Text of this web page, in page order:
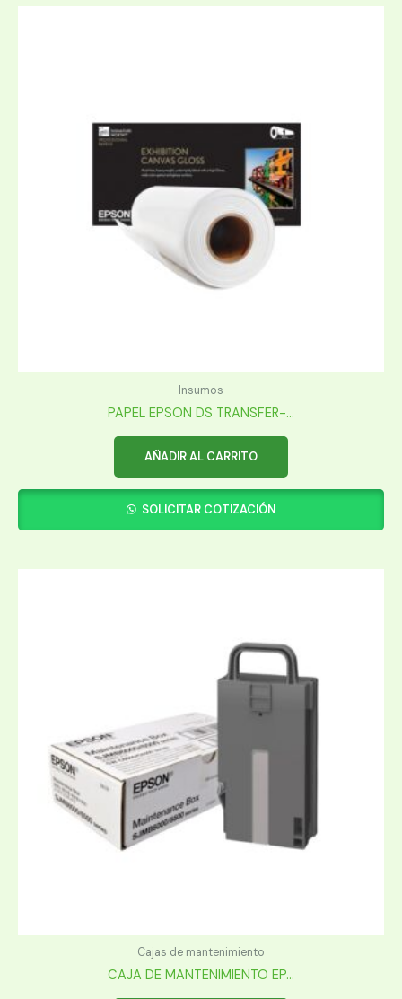
Insumos
PAPEL EPSON DS TRANSFER-...
AÑADIR AL CARRITO
SOLICITAR COTIZACIÓN
Cajas de mantenimiento
CAJA DE MANTENIMIENTO EP...